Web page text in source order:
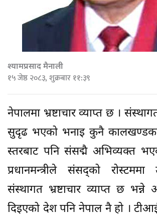
श्यामप्रसाद मैनाली
१५ जेष्ठ २०८३, शुक्रबार ११:३९
नेपालमा भ्रष्टाचार व्याप्त छ ।
सुदृढ भएको भनाइ कुनै कालखण्डका
स्तरबाट पनि संसद्मै अभिव्यक्त
प्रधानमन्त्रीले संसद्को
संस्थागत भ्रष्टाचार व्याप्त छ भन्ने
दिइएको देश पनि नेपाल नै हो ।